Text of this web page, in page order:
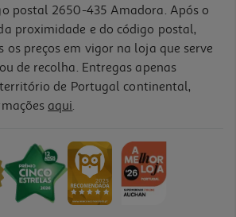
postal 2650-435 Amadora. Após o
proximidade e do código postal,
os preços em vigor na loja que serve
de recolha. Entregas apenas
de Portugal continental,
aqui.